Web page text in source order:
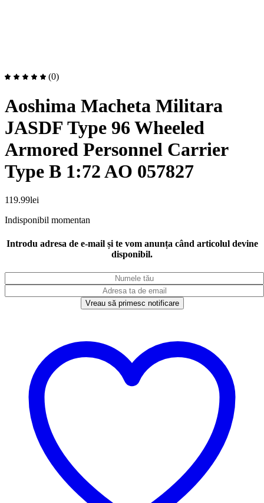
(0)
Aoshima Macheta Militara
JASDF Type 96 Wheeled
Armored Personnel Carrier
Type B 1:72 AO 057827
119.99lei
Indisponibil momentan
Introdu adresa de e-mail și te vom anunța când articolul devine
disponibil.
Vreau să primesc notificare